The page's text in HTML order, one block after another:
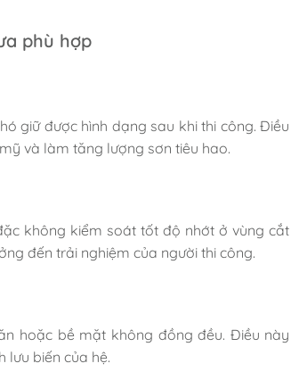
phù hợp
giữ được hình dạng sau khi thi công. Điều
và làm tăng lượng sơn tiêu hao.
không kiểm soát tốt độ nhớt ở vùng cắt
đến trải nghiệm của người thi công.
hoặc bề mặt không đồng đều. Điều này
lưu biến của hệ.